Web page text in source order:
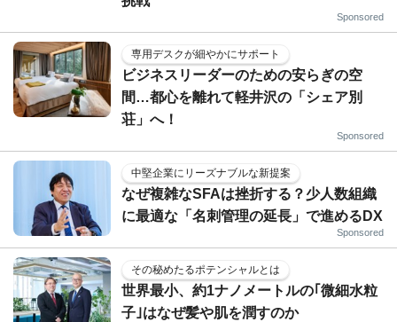
Sponsored
専用デスクが細やかにサポート
ビジネスリーダーのための安らぎの空
間…都心を離れて軽井沢の「シェア別
荘」へ！
Sponsored
中堅企業にリーズナブルな新提案
なぜ複雑なSFAは挫折する？少人数組織
に最適な「名刺管理の延長」で進めるDX
Sponsored
その秘めたるポテンシャルとは
世界最小、約1ナノメートルの｢微細水粒
子｣はなぜ髪や肌を潤すのか